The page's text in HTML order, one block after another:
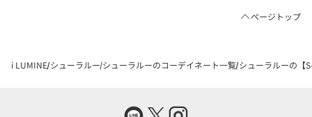
ページトップ
i LUMINE シューラルー シューラルーのコーデイネート一覧 シューラルーの【